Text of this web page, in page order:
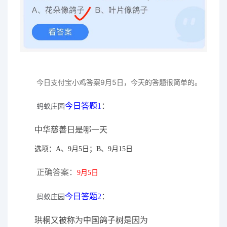
今日支付宝小鸡答案9月5日，今天的答题很简单的。
蚂蚁庄园今日答题1 ：
中华慈善日是哪一天
选项：A、9月5日；B、9月15日
正确答案： 9月5日
蚂蚁庄园今日答题2：
珙桐又被称为中国鸽子树是因为